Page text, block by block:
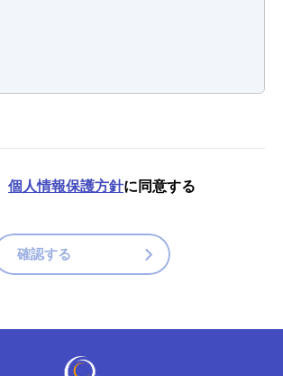
個人情報保護方針に同意する
確認する